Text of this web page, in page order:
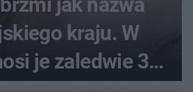
kraju. W
je zaledwie 3